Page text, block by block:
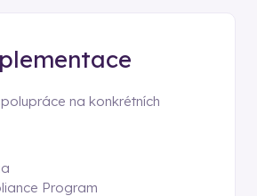
na konkrétních
Program